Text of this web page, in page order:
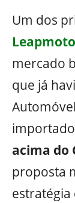
Um dos
mercado
que já
acima do
proposta
estratégia